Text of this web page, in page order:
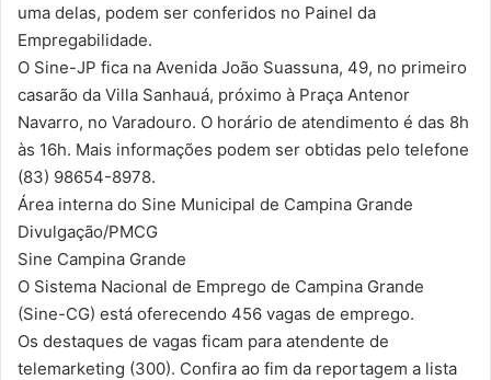
uma delas, podem ser conferidos no Painel da
Empregabilidade.
O Sine-JP fica na Avenida João Suassuna, 49, no primeiro
casarão da Villa Sanhauá, próximo à Praça Antenor
Navarro, no Varadouro. O horário de atendimento é das 8h
às 16h. Mais informações podem ser obtidas pelo telefone
(83) 98654-8978.
Área interna do Sine Municipal de Campina Grande
Divulgação/PMCG
Sine Campina Grande
O Sistema Nacional de Emprego de Campina Grande
(Sine-CG) está oferecendo 456 vagas de emprego.
Os destaques de vagas ficam para atendente de
telemarketing (300). Confira ao fim da reportagem a lista